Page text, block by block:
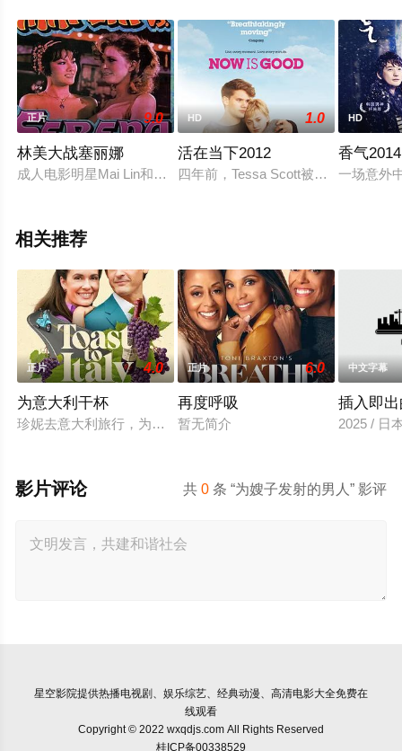
正片 9.0
林美大战塞丽娜
成人电影明星Mai Lin和Serena都在竞选导演卡洛斯·托巴里最
HD 1.0
活在当下2012
四年前，Tessa Scott被（达科塔·范
HD
香气2014
一场意外
相关推荐
正片 4.0
为意大利干杯
珍妮去意大利旅行，为她姐姐的婚礼买了一瓶特别的葡萄酒。她
正片 6.0
再度呼吸
暂无简介
中文字幕
插入即
2025 / 日
共0 条 “为嫂子发射的男人” 影评
影片评论
星空影院提供热播电视剧、娱乐综艺、经典动漫、高清电影大全免费在
线观看
Copyright © 2022 wxqdjs.com All Rights Reserved
桂ICP备00338529